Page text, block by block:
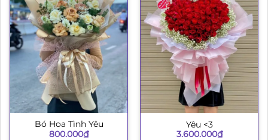
Bó Hoa Tình Yêu
800.000₫
Yêu <3
3.600.000₫